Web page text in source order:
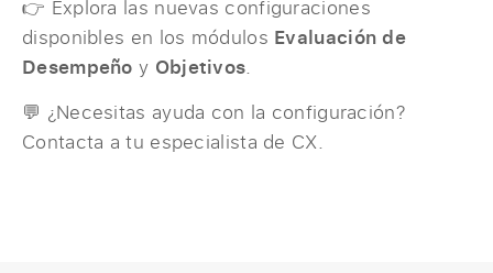
👉 Explora las nuevas configuraciones
disponibles en los módulos Evaluación de
Desempeño y Objetivos.
💬 ¿Necesitas ayuda con la configuración?
Contacta a tu especialista de CX.